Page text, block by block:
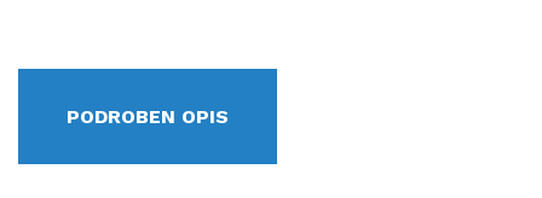
PODROBEN OPIS